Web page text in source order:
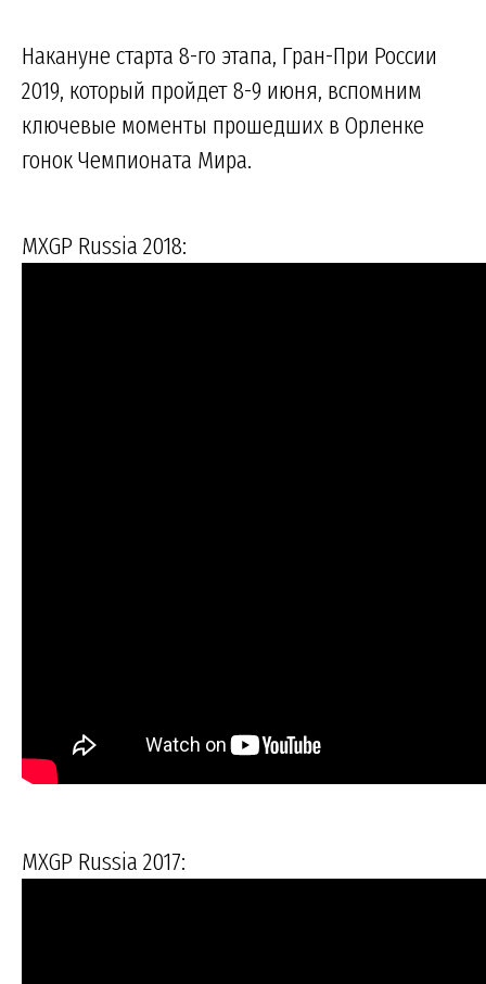
Накануне старта 8-го этапа, Гран-При России
2019, который пройдет 8-9 июня, вспомним
ключевые моменты прошедших в Орленке
гонок Чемпионата Мира.
MXGP Russia 2018:
MXGP Russia 2017: